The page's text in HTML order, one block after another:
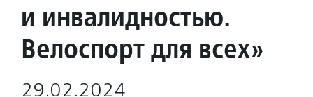
и инвалидностью.
Велоспорт для всех»
29.02.2024